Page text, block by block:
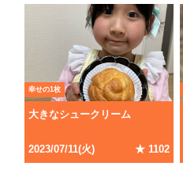
幸せの1枚
大きなシュークリーム
2023/07/11(火) ★ 1102